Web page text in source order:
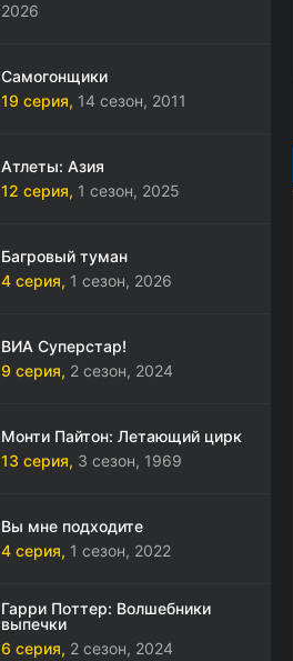
2026
Самогонщики
19 серия, 14 сезон, 2011
Атлеты: Азия
12 серия, 1 сезон, 2025
Багровый туман
4 серия, 1 сезон, 2026
ВИА Суперстар!
9 серия, 2 сезон, 2024
Монти Пайтон: Летающий цирк
13 серия, 3 сезон, 1969
Вы мне подходите
4 серия, 1 сезон, 2022
Гарри Поттер: Волшебники
выпечки
6 серия, 2 сезон, 2024